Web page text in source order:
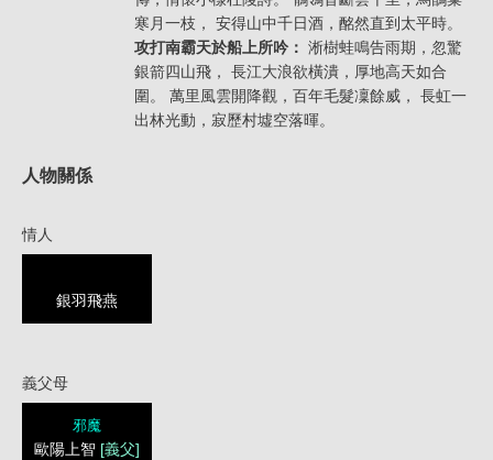
寒月一枝， 安得山中千日酒，酩然直到太平時。
攻打南霸天於船上所吟： 淅樹蛙鳴告雨期，忽驚
銀箭四山飛， 長江大浪欲橫潰，厚地高天如合
圍。 萬里風雲開降觀，百年毛髮凜餘威， 長虹一
出林光動，寂歷村墟空落暉。
人物關係
情人
銀羽飛燕
義父母
邪魔
歐陽上智 [義父]